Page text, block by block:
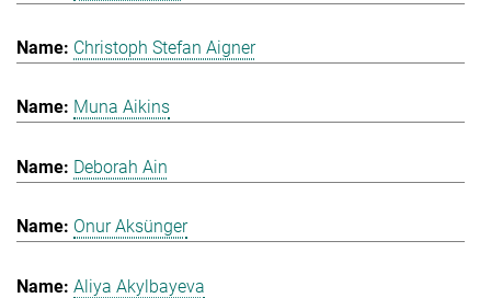
Christoph Stefan Aigner
Muna Aikins
Deborah Ain
Onur Aksünger
Aliya Akylbayeva